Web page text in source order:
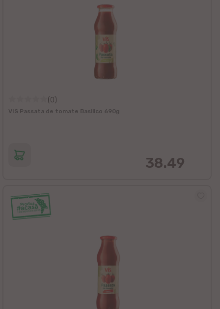
(0)
VIS Passata de tomate Basilico 690g
38.49